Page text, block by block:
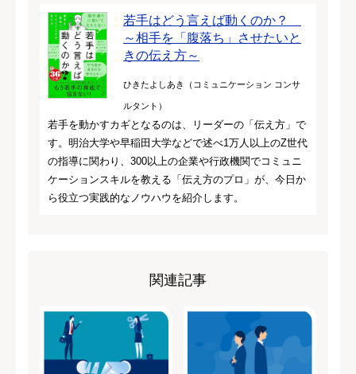
若手はどう言えば動くのか？
～相手を「腹落ち」させたいと
きの伝え方～
ひきたよしあき（コミュニケーション コンサ
ルタント）
若手を動かすカギとなるのは、リーダーの「伝え方」で
す。明治大学や早稲田大学などで述べ1万人以上のZ世代
の指導に関わり、300以上の企業や行政機関でコミュニ
ケーションスキルを教える「伝え方のプロ」が、今日か
ら役立つ実践的なノウハウを紹介します。
関連記事